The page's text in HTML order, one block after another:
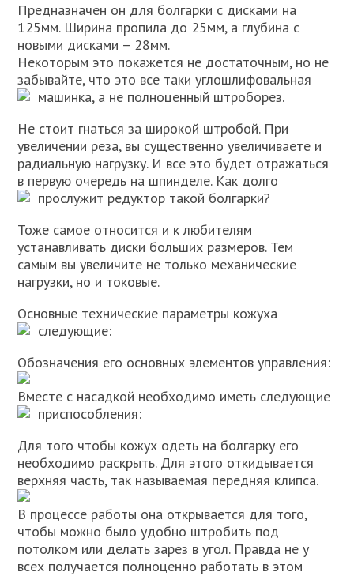
Предназначен он для болгарки с дисками на
125мм. Ширина пропила до 25мм, а глубина с
новыми дисками – 28мм.
Некоторым это покажется не достаточным, но не
забывайте, что это все таки углошлифовальная
машинка, а не полноценный штроборез.
Не стоит гнаться за широкой штробой. При
увеличении реза, вы существенно увеличиваете и
радиальную нагрузку. И все это будет отражаться
в первую очередь на шпинделе. Как долго
прослужит редуктор такой болгарки?
Тоже самое относится и к любителям
устанавливать диски больших размеров. Тем
самым вы увеличите не только механические
нагрузки, но и токовые.
Основные технические параметры кожуха
следующие:
Обозначения его основных элементов управления:
Вместе с насадкой необходимо иметь следующие
приспособления:
Для того чтобы кожух одеть на болгарку его
необходимо раскрыть. Для этого откидывается
верхняя часть, так называемая передняя клипса.
В процессе работы она открывается для того,
чтобы можно было удобно штробить под
потолком или делать зарез в угол. Правда не у
всех получается полноценно работать в этом